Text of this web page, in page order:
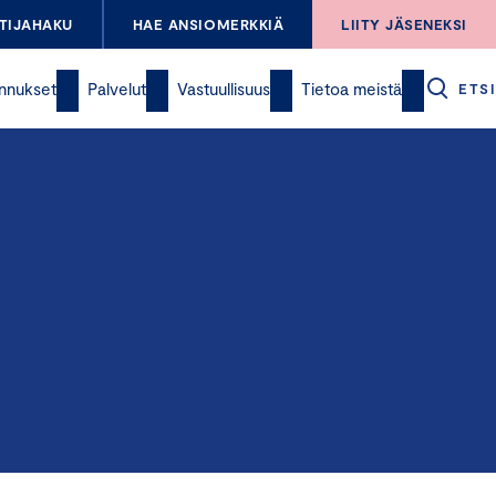
HAE ANSIOMERKKIÄ LIITY JÄSENEKSI
Palvelut Vastuullisuus Tietoa meistä ETSI